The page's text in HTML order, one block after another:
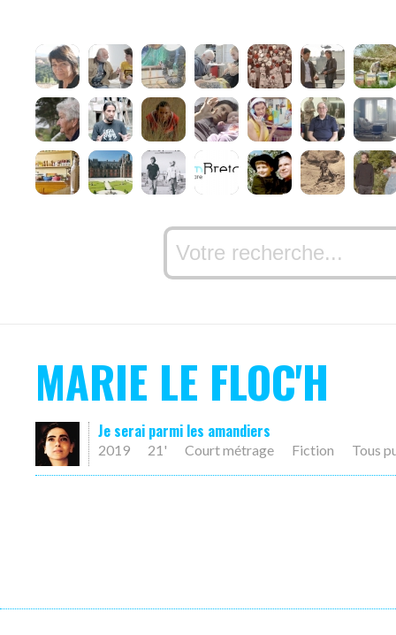
MARIE LE FLOC'H
Je serai parmi les amandiers
2019 21' Court métrage Fiction Tous